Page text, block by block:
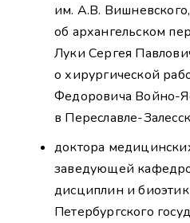
им. А.В.
об архангельском
Луки Сергея
о хирургической
Федоровича Войно-
в Переславле-
доктора
заведующей
дисциплин и
Петербургского